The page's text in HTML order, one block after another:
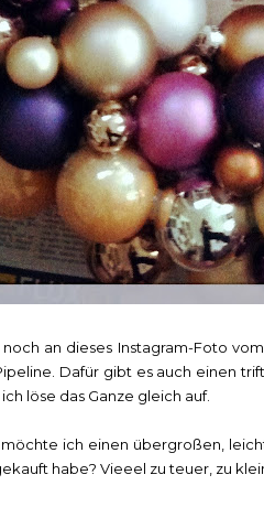
an dieses Instagram-Foto
Dafür gibt es auch einen
löse das Ganze gleich auf.
ich einen übergroßen,
habe? Vieeel zu teuer, zu